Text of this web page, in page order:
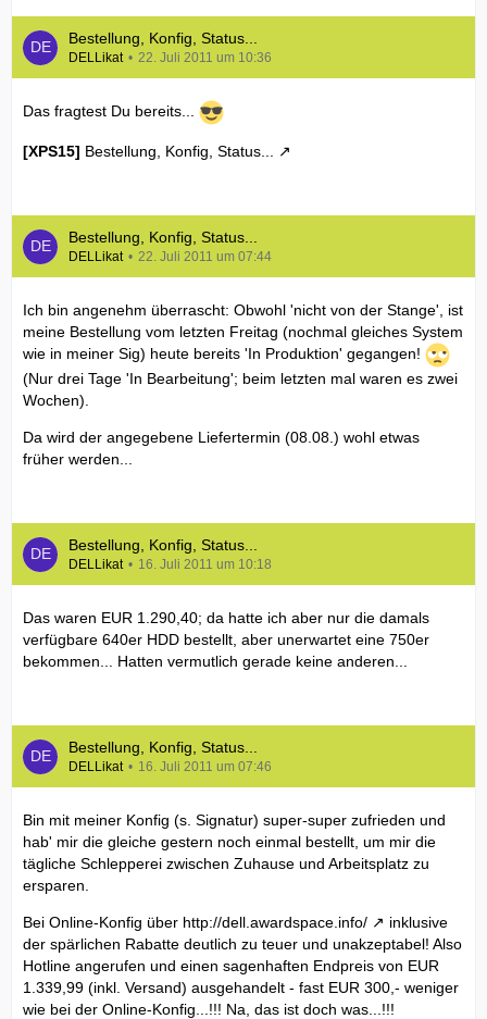
Bestellung, Konfig, Status...
DELLikat 22. Juli 2011 um 10:36
Das fragtest Du bereits...
[XPS15] Bestellung, Konfig, Status...
Bestellung, Konfig, Status...
DELLikat 22. Juli 2011 um 07:44
Ich bin angenehm überrascht: Obwohl 'nicht von der Stange', ist
meine Bestellung vom letzten Freitag (nochmal gleiches System
wie in meiner Sig) heute bereits 'In Produktion' gegangen!
(Nur drei Tage 'In Bearbeitung'; beim letzten mal waren es zwei
Wochen).
Da wird der angegebene Liefertermin (08.08.) wohl etwas
früher werden...
Bestellung, Konfig, Status...
DELLikat 16. Juli 2011 um 10:18
Das waren EUR 1.290,40; da hatte ich aber nur die damals
verfügbare 640er HDD bestellt, aber unerwartet eine 750er
bekommen... Hatten vermutlich gerade keine anderen...
Bestellung, Konfig, Status...
DELLikat 16. Juli 2011 um 07:46
Bin mit meiner Konfig (s. Signatur) super-super zufrieden und
hab' mir die gleiche gestern noch einmal bestellt, um mir die
tägliche Schlepperei zwischen Zuhause und Arbeitsplatz zu
ersparen.
Bei Online-Konfig über http://dell.awardspace.info/
inklusive
der spärlichen Rabatte deutlich zu teuer und unakzeptabel! Also
Hotline angerufen und einen sagenhaften Endpreis von EUR
1.339,99 (inkl. Versand) ausgehandelt - fast EUR 300,- weniger
wie bei der Online-Konfig...!!! Na, das ist doch was...!!!